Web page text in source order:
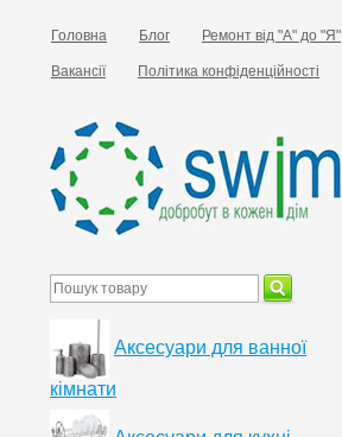
Головна Блог Ремонт від "А" до "Я"
Вакансії Політика конфіденційності
Аксесуари для ванної
кімнати